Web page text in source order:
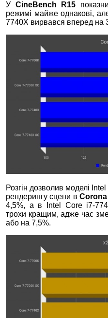
У CineBench R15
режимі майже однакові,
7740Х вирвався вперед на
Розгін дозволив моделі
рендерингу сцени в Corona
4,5%, а в Intel Core i7-
трохи кращим, адже час
або на 7,5%.